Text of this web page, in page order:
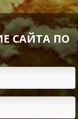
САЙТА ПО